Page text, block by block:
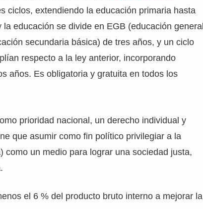
ciclos, extendiendo la educación primaria hasta
educación se divide en EGB (educación general
secundaria básica) de tres años, y un ciclo
respecto a la ley anterior, incorporando
años. Es obligatoria y gratuita en todos los
prioridad nacional, un derecho individual y
que asumir como fin político privilegiar a la
como un medio para lograr una sociedad justa,
el 6 % del producto bruto interno a mejorar la